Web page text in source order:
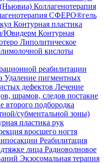
(Ньювиа) Коллагенотерапия
СФЕРО®гель
Контурная пластика
Ювидерм Контурная
Липолитическое
кислоты
реабилитации
Удаление пигментных
дефектов Лечение
шрамов, следов постакне
второго подбородка
субментальной зоны)
пластика рук
вросшего ногтя
Реабилитация
лица Радиоволновое
Экзосомальная терапия